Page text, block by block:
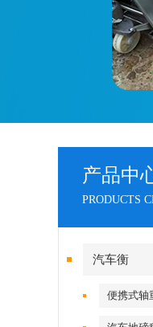
产品中
PRODUCTS
汽车衡
便携式轴